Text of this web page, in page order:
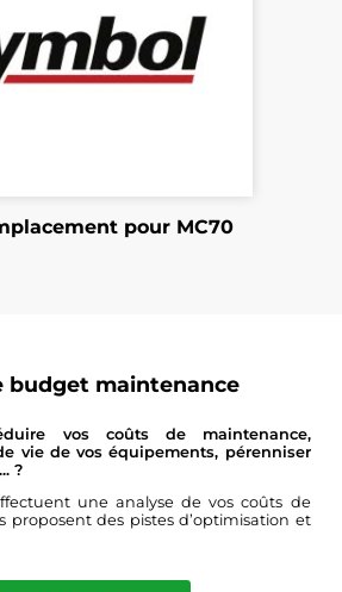
pour MC70
budget maintenance
vos coûts de maintenance,
vie de vos équipements, pérenniser
?
une analyse de vos coûts de
proposent des pistes d’optimisation et